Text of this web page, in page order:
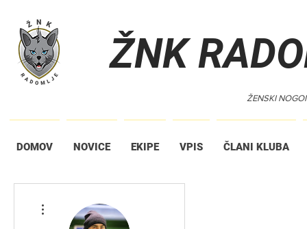
ŽNK
ŽENSKI
DOMOV NOVICE EKIPE VPIS ČLANI KLUBA